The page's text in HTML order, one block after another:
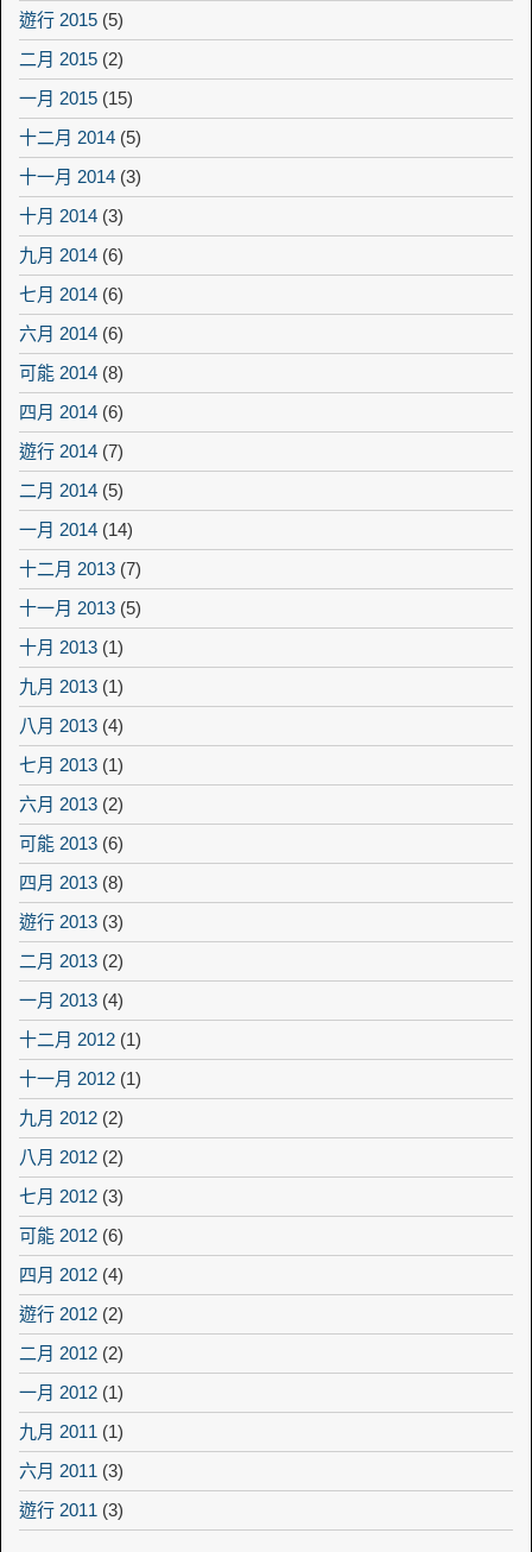
遊行 2015 (5)
二月 2015 (2)
一月 2015 (15)
十二月 2014 (5)
十一月 2014 (3)
十月 2014 (3)
九月 2014 (6)
七月 2014 (6)
六月 2014 (6)
可能 2014 (8)
四月 2014 (6)
遊行 2014 (7)
二月 2014 (5)
一月 2014 (14)
十二月 2013 (7)
十一月 2013 (5)
十月 2013 (1)
九月 2013 (1)
八月 2013 (4)
七月 2013 (1)
六月 2013 (2)
可能 2013 (6)
四月 2013 (8)
遊行 2013 (3)
二月 2013 (2)
一月 2013 (4)
十二月 2012 (1)
十一月 2012 (1)
九月 2012 (2)
八月 2012 (2)
七月 2012 (3)
可能 2012 (6)
四月 2012 (4)
遊行 2012 (2)
二月 2012 (2)
一月 2012 (1)
九月 2011 (1)
六月 2011 (3)
遊行 2011 (3)